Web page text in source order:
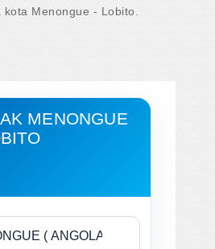
Menongue - Lobito.
MENONGUE